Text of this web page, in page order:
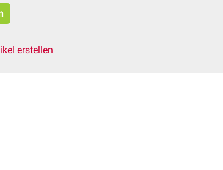
erstellen